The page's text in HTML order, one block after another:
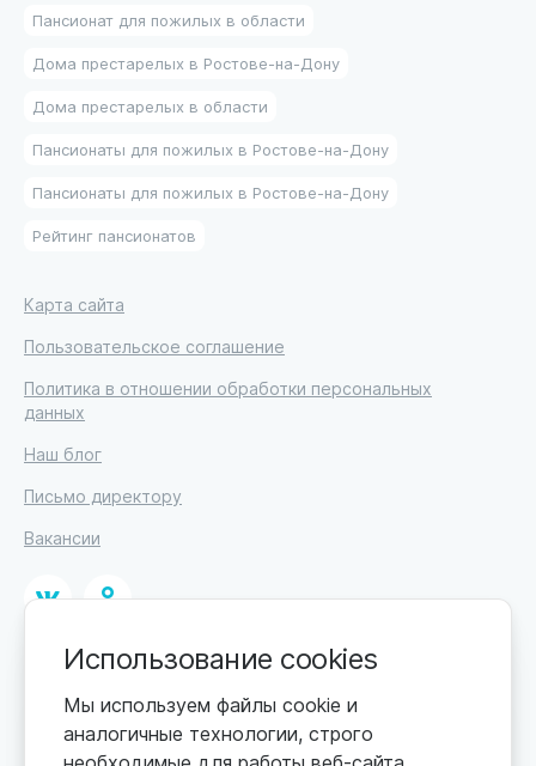
Пансионат для пожилых в области
Дома престарелых в Ростове-на-Дону
Дома престарелых в области
Пансионаты для пожилых в Ростове-на-Дону
Пансионаты для пожилых в Ростове-на-Дону
Рейтинг пансионатов
Карта сайта
Пользовательское соглашение
Политика в отношении обработки персональных
данных
Наш блог
Письмо директору
Вакансии
© 2026
ИП Высоцкий Дмитрий Петрович, ИНН 233610721148
Цены обновляются по мере поступления новой
Использование cookies
Мы используем файлы cookie и
аналогичные технологии, строго